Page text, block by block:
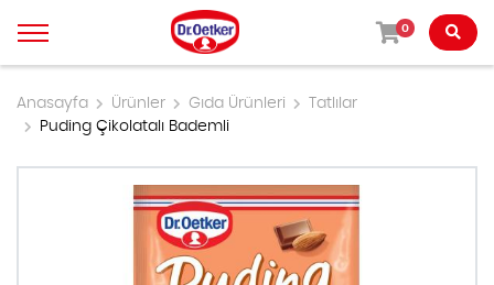
0
Anasayfa Ürünler Gıda Ürünleri
Tatlılar
Puding Çikolatalı Bademli